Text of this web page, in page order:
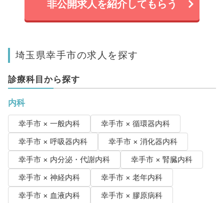
非公開求人を紹介してもらう
埼玉県幸手市の求人を探す
診療科目から探す
内科
幸手市 × 一般内科
幸手市 × 循環器内科
幸手市 × 呼吸器内科
幸手市 × 消化器内科
幸手市 × 内分泌・代謝内科
幸手市 × 腎臓内科
幸手市 × 神経内科
幸手市 × 老年内科
幸手市 × 血液内科
幸手市 × 膠原病科